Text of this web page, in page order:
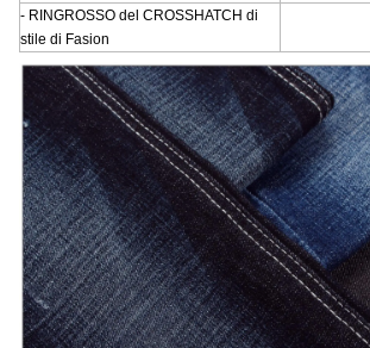
- RINGROSSO del CROSSHATCH di
stile di Fasion